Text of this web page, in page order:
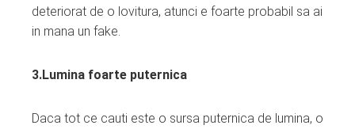
deteriorat de o lovitura, atunci e foarte probabil sa ai
in mana un fake.
3.Lumina foarte puternica
Daca tot ce cauti este o sursa puternica de lumina, o